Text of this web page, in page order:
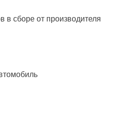
в сборе от производителя